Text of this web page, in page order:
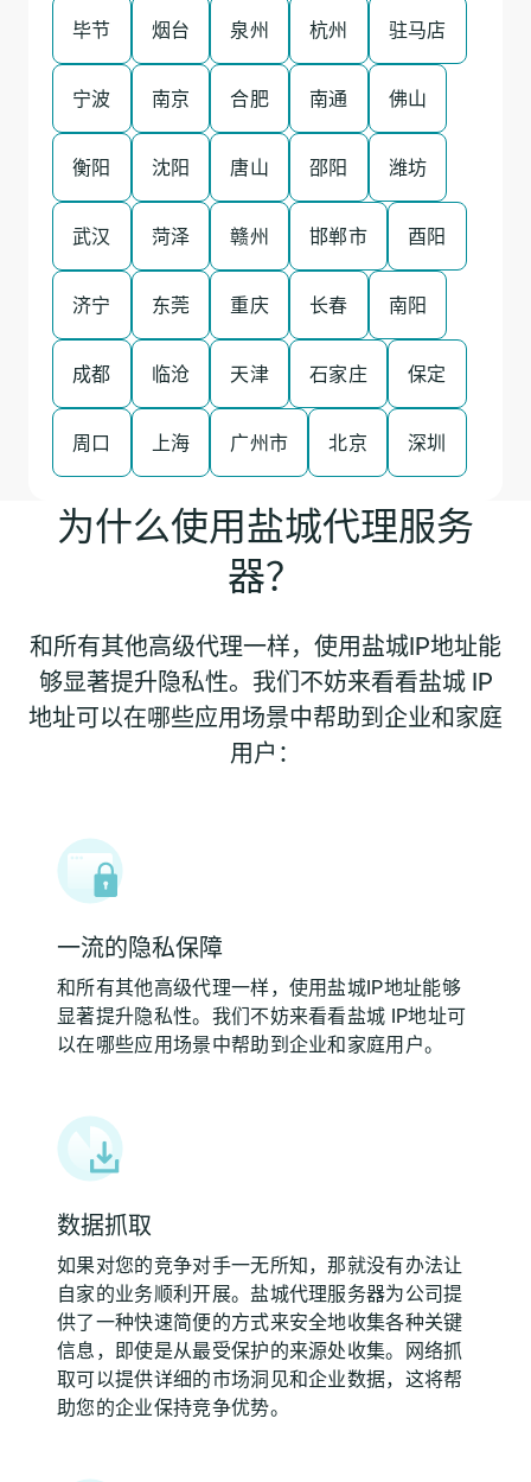
毕节 烟台 泉州 杭州 驻马店
宁波 南京 合肥 南通 佛山
衡阳 沈阳 唐山 邵阳 潍坊
武汉 菏泽 赣州 邯郸市 酉阳
济宁 东莞 重庆 长春 南阳
成都 临沧 天津 石家庄 保定
周口 上海 广州市 北京 深圳
为什么使用盐城代理服务
器？
和所有其他高级代理一样，使用盐城IP地址能
够显著提升隐私性。我们不妨来看看盐城 IP
地址可以在哪些应用场景中帮助到企业和家庭
用户：
一流的隐私保障
和所有其他高级代理一样，使用盐城IP地址能够
显著提升隐私性。我们不妨来看看盐城 IP地址可
以在哪些应用场景中帮助到企业和家庭用户。
数据抓取
如果对您的竞争对手一无所知，那就没有办法让
自家的业务顺利开展。盐城代理服务器为公司提
供了一种快速简便的方式来安全地收集各种关键
信息，即使是从最受保护的来源处收集。网络抓
取可以提供详细的市场洞见和企业数据，这将帮
助您的企业保持竞争优势。